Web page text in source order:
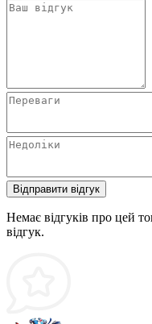
Відправити відгук
Немає відгуків про цей
відгук.